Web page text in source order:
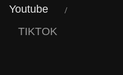
Youtube
TIKTOK